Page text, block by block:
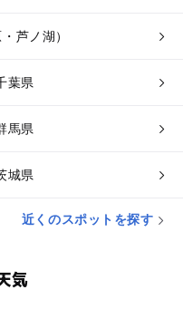
芦ノ湖）
葉県
馬県
城県
近くのスポットを探す
気